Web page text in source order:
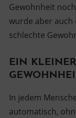
Gewohnheit
wurde aber auch
schlechte
EIN
In jedem
automatisch,